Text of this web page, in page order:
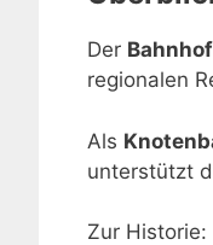
Der
regionalen
Als
unterstützt
Zur